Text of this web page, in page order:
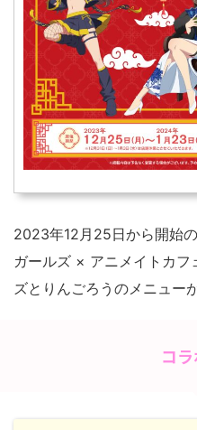
2023年12月25日から開始
ガールズ × アニメイトカフ
ズとりんごろうのメニュー
コ